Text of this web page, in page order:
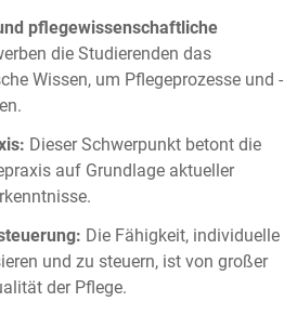
pflegewissenschaftliche
die Studierenden das
Wissen, um Pflegeprozesse und -
Dieser Schwerpunkt betont die
auf Grundlage aktueller
Die Fähigkeit, individuelle
und zu steuern, ist von großer
der Pflege.